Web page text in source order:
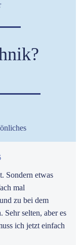
Sondern etwas
mal
zu bei dem
Sehr selten, aber es
ich jetzt einfach